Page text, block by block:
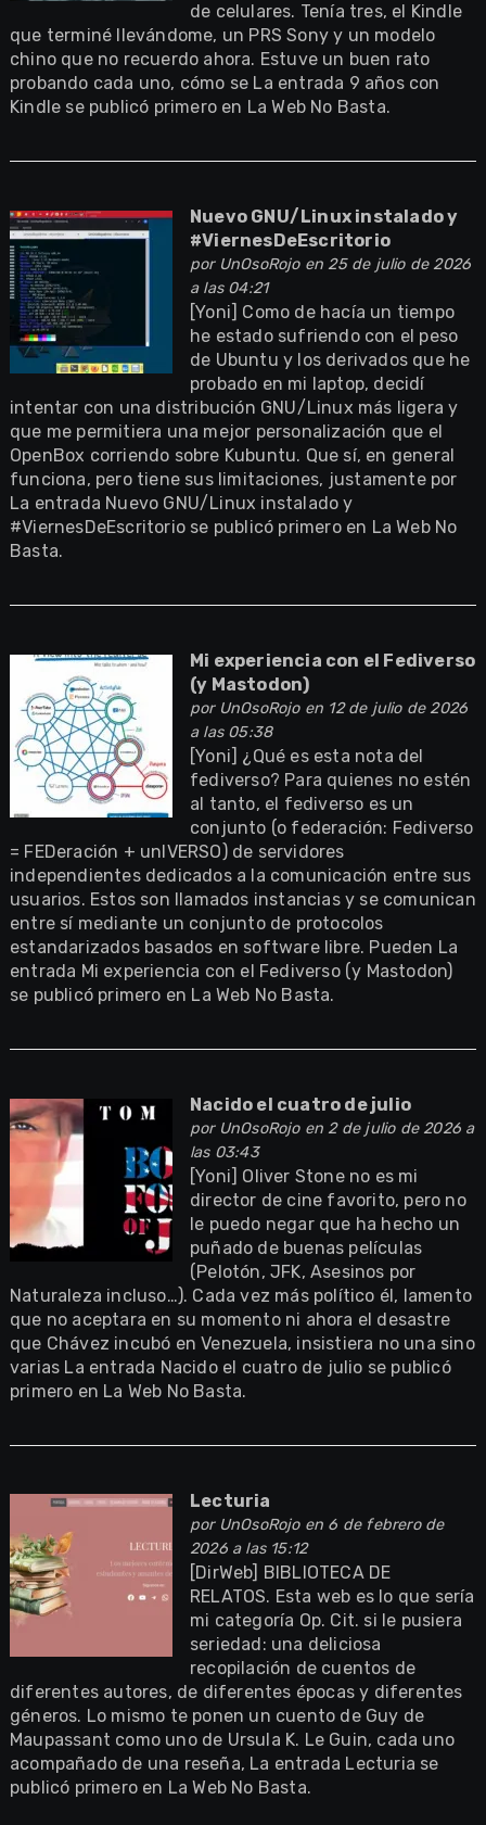
de celulares. Tenía tres, el Kindle
que terminé llevándome, un PRS Sony y un modelo
chino que no recuerdo ahora. Estuve un buen rato
probando cada uno, cómo se La entrada 9 años con
Kindle se publicó primero en La Web No Basta.
Nuevo GNU/Linux instalado y
#ViernesDeEscritorio
por UnOsoRojoen 25 de julio de 2026
a las 04:21
[Yoni] Como de hacía un tiempo
he estado sufriendo con el peso
de Ubuntu y los derivados que he
probado en mi laptop, decidí
intentar con una distribución GNU/Linux más ligera y
que me permitiera una mejor personalización que el
OpenBox corriendo sobre Kubuntu. Que sí, en general
funciona, pero tiene sus limitaciones, justamente por
La entrada Nuevo GNU/Linux instalado y
#ViernesDeEscritorio se publicó primero en La Web No
Basta.
Mi experiencia con el Fediverso
(y Mastodon)
por UnOsoRojoen 12 de julio de 2026
a las 05:38
[Yoni] ¿Qué es esta nota del
fediverso? Para quienes no estén
al tanto, el fediverso es un
conjunto (o federación: Fediverso
= FEDeración + unIVERSO) de servidores
independientes dedicados a la comunicación entre sus
usuarios. Estos son llamados instancias y se comunican
entre sí mediante un conjunto de protocolos
estandarizados basados en software libre. Pueden La
entrada Mi experiencia con el Fediverso (y Mastodon)
se publicó primero en La Web No Basta.
Nacido el cuatro de julio
por UnOsoRojoen 2 de julio de 2026 a
las 03:43
[Yoni] Oliver Stone no es mi
director de cine favorito, pero no
le puedo negar que ha hecho un
puñado de buenas películas
(Pelotón, JFK, Asesinos por
Naturaleza incluso…). Cada vez más político él, lamento
que no aceptara en su momento ni ahora el desastre
que Chávez incubó en Venezuela, insistiera no una sino
varias La entrada Nacido el cuatro de julio se publicó
primero en La Web No Basta.
Lecturia
por UnOsoRojoen 6 de febrero de
2026 a las 15:12
[DirWeb] BIBLIOTECA DE
RELATOS. Esta web es lo que sería
mi categoría Op. Cit. si le pusiera
seriedad: una deliciosa
recopilación de cuentos de
diferentes autores, de diferentes épocas y diferentes
géneros. Lo mismo te ponen un cuento de Guy de
Maupassant como uno de Ursula K. Le Guin, cada uno
acompañado de una reseña, La entrada Lecturia se
publicó primero en La Web No Basta.